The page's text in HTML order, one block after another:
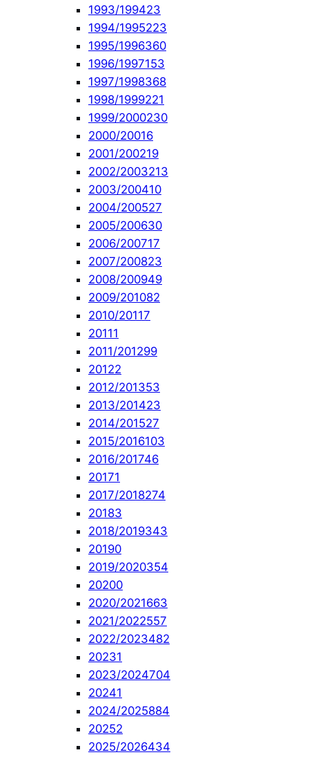
1993/199423
1994/1995223
1995/1996360
1996/1997153
1997/1998368
1998/1999221
1999/2000230
2000/20016
2001/200219
2002/2003213
2003/200410
2004/200527
2005/200630
2006/200717
2007/200823
2008/200949
2009/201082
2010/20117
20111
2011/201299
20122
2012/201353
2013/201423
2014/201527
2015/2016103
2016/201746
20171
2017/2018274
20183
2018/2019343
20190
2019/2020354
20200
2020/2021663
2021/2022557
2022/2023482
20231
2023/2024704
20241
2024/2025884
20252
2025/2026434